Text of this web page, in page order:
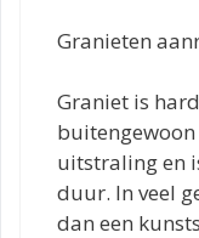
Granieten
Graniet is
uitstraling en
duur. In veel
dan een